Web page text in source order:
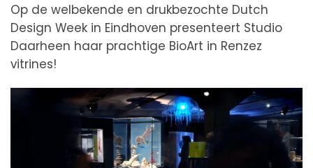
Op de welbekende en drukbezochte Dutch
Design Week in Eindhoven presenteert Studio
Daarheen haar prachtige BioArt in Renzez
vitrines!